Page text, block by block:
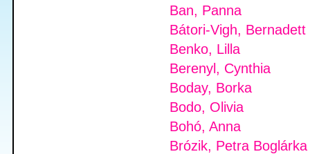
Ban, Panna
Bátori-Vigh, Bernadett
Benko, Lilla
Berenyl, Cynthia
Boday, Borka
Bodo, Olivia
Bohó, Anna
Brózik, Petra Boglárka